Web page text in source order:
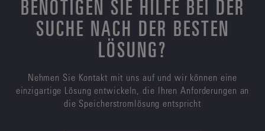
BENÖTIGEN SIE HILFE BEI DER
SUCHE NACH DER BESTEN
LÖSUNG?
Nehmen Sie Kontakt mit uns auf und wir können eine
einzigartige Lösung entwickeln, die Ihren Anforderungen an
die Speicherstromlösung entspricht